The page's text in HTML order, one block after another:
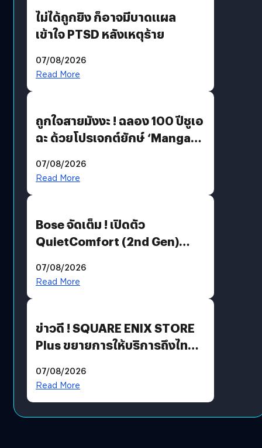
ไม่ได้ถูกยิง ก็อาจมีบาดแผล
เข้าใจ PTSD หลังเหตุร้าย
07/08/2026
Read More
ถูกใจสายมังงะ ! ฉลอง 100 ปีชูเอ
ฉะ ด้วยโปรเจกต์ยักษ์ ‘Manga
มีภาษาไทยด้วย
07/08/2026
Read More
Bose จัดเต็ม ! เปิดตัว
QuietComfort (2nd Gen)
07/08/2026
Read More
ข่าวดี ! SQUARE ENIX STORE
Plus ขยายการให้บริการถึงไทย
โดยตรง
07/08/2026
Read More